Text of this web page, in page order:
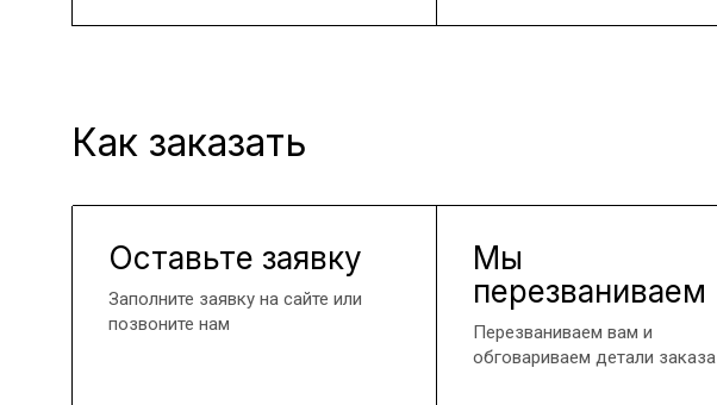
Как заказать
Оставьте заявку
Заполните заявку на сайте или
позвоните нам
Мы
перезваниваем
Перезваниваем вам и
обговариваем детали заказа